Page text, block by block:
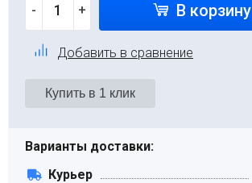
- + В корзину
Добавить в сравнение
Варианты доставки:
Курьер